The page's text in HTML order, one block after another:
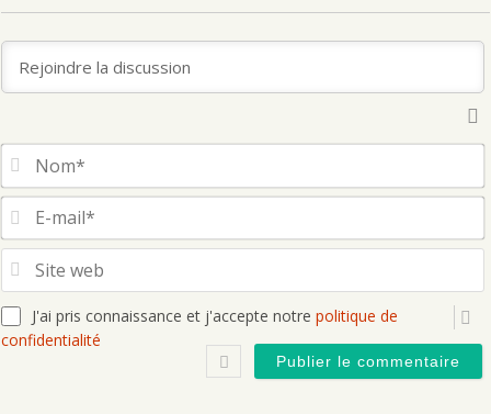
J'ai pris connaissance et j'accepte notre politique de
confidentialité